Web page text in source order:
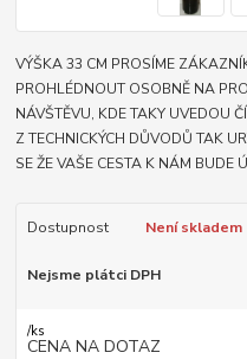
VÝŠKA 33 CM PROSÍME
PROHLÉDNOUT OSOBNĚ NA
NÁVŠTĚVU, KDE TAKY UVEDOU
Z TECHNICKÝCH DŮVODŮ TAK
SE ŽE VAŠE CESTA K NÁM BUDE
Dostupnost Není skladem
Nejsme plátci DPH
/ks
CENA NA DOTAZ